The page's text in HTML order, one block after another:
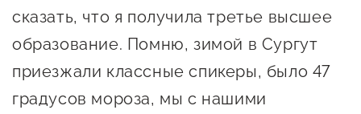
Новости УФНС
Каталог грантов
Конкурсы для
сказать, что я получила третье высшее
образование. Помню, зимой в Сургут
приезжали классные спикеры, было 47
градусов мороза, мы с нашими